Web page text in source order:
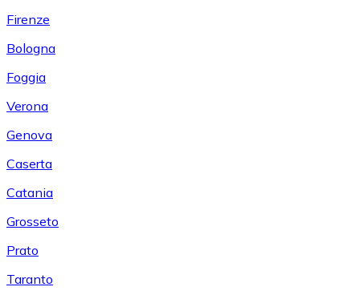
Firenze
Bologna
Foggia
Verona
Genova
Caserta
Catania
Grosseto
Prato
Taranto